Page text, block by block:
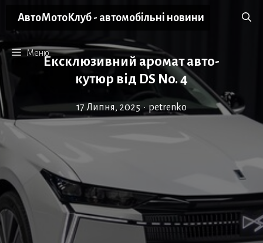
вмісту
АвтоМотоКлуб - автомобільні новини
Меню
Ексклюзивний аромат авто-
кутюр від DS No. 4
17 Липня, 2025 • petrenko